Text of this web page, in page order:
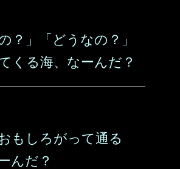
？」「どうなの？」
くる海、なーんだ？
もしろがって通る
んだ？